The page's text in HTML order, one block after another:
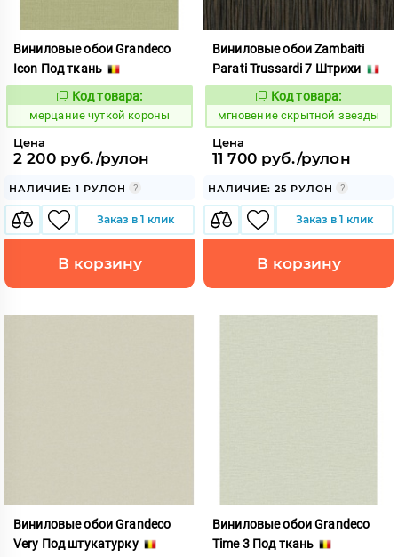
Виниловые обои Grandeco
Icon Под ткань
Код:
983413
Код товара:
мерцание чуткой короны
Цена
2 200 руб./рулон
НАЛИЧИЕ: 1 РУЛОН
Заказ в 1 клик
В корзину
Виниловые обои Zambaiti
Parati Trussardi 7 Штрихи
Код:
948779
Код товара:
мгновение скрытной звезды
Цена
11 700 руб./рулон
НАЛИЧИЕ: 25 РУЛОН
Заказ в 1 клик
В корзину
Виниловые обои Grandeco
Very Под штукатурку
Виниловые обои Grandeco
Time 3 Под ткань